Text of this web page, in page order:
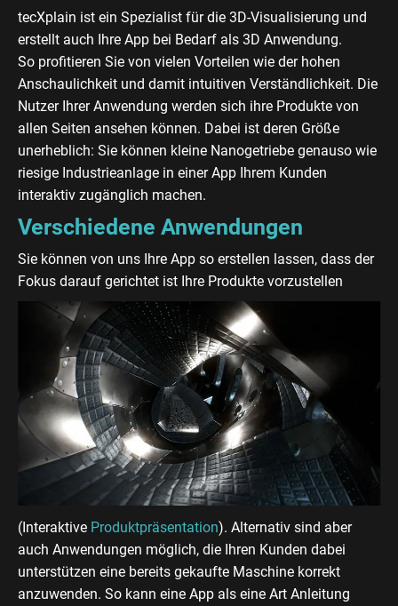
tecXplain ist ein Spezialist für die 3D-Visualisierung und
erstellt auch Ihre App bei Bedarf als 3D Anwendung.
So profitieren Sie von vielen Vorteilen wie der hohen
Anschaulichkeit und damit intuitiven Verständlichkeit. Die
Nutzer Ihrer Anwendung werden sich ihre Produkte von
allen Seiten ansehen können. Dabei ist deren Größe
unerheblich: Sie können kleine Nanogetriebe genauso wie
riesige Industrieanlage in einer App Ihrem Kunden
interaktiv zugänglich machen.
Verschiedene Anwendungen
Sie können von uns Ihre App so erstellen lassen, dass der
Fokus darauf gerichtet ist Ihre Produkte vorzustellen
(Interaktive Produktpräsentation). Alternativ sind aber
auch Anwendungen möglich, die Ihren Kunden dabei
unterstützen eine bereits gekaufte Maschine korrekt
anzuwenden. So kann eine App als eine Art Anleitung